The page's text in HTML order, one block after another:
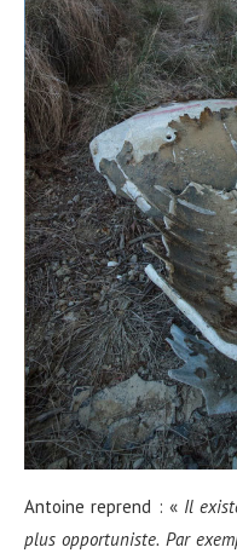
Antoine reprend : « Il
plus opportuniste. Par